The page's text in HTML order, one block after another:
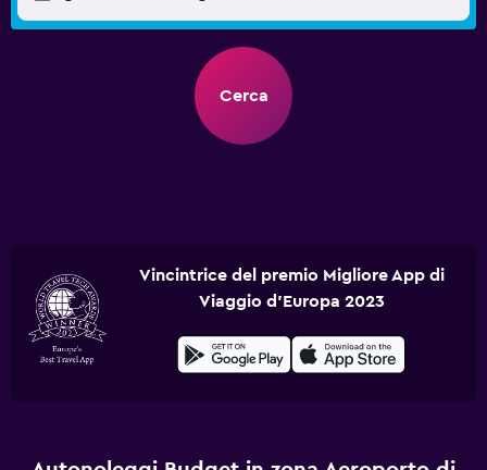
Cerca
Vincintrice del premio Migliore App di
Viaggio d'Europa 2023